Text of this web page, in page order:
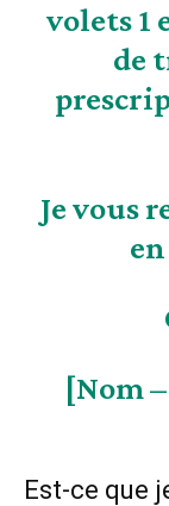
volets 1
de
Je vous
[Nom
Est-ce que